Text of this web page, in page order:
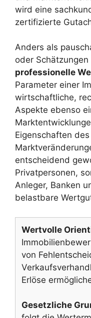
wird eine
zertifizierte
Anders als
oder
professionelle
Parameter einer
wirtschaftliche,
Aspekte ebenso
Eigenschaften
entscheidend
Privatpersonen,
Anleger, Banken
belastbare
Wertvolle
von
Erlöse
Gesetzliche